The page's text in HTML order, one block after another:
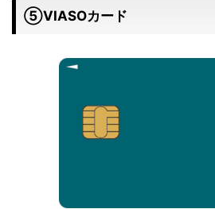
⑤VIASOカード